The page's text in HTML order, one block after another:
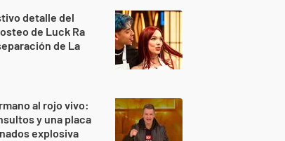
detalle del
de Luck Ra
de La
al rojo vivo:
y una placa
explosiva